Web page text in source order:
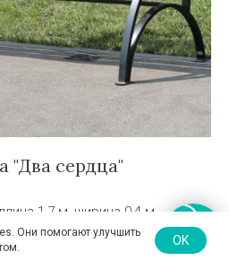
"Два сердца"
1,7 м, ширина 0,4 м
000
Они помогают улучшить
OK